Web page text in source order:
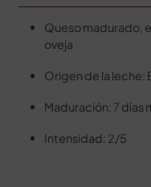
Queso madurado,
oveja
Origen de la leche:
Maduración: 7 días
Intensidad: 2/5